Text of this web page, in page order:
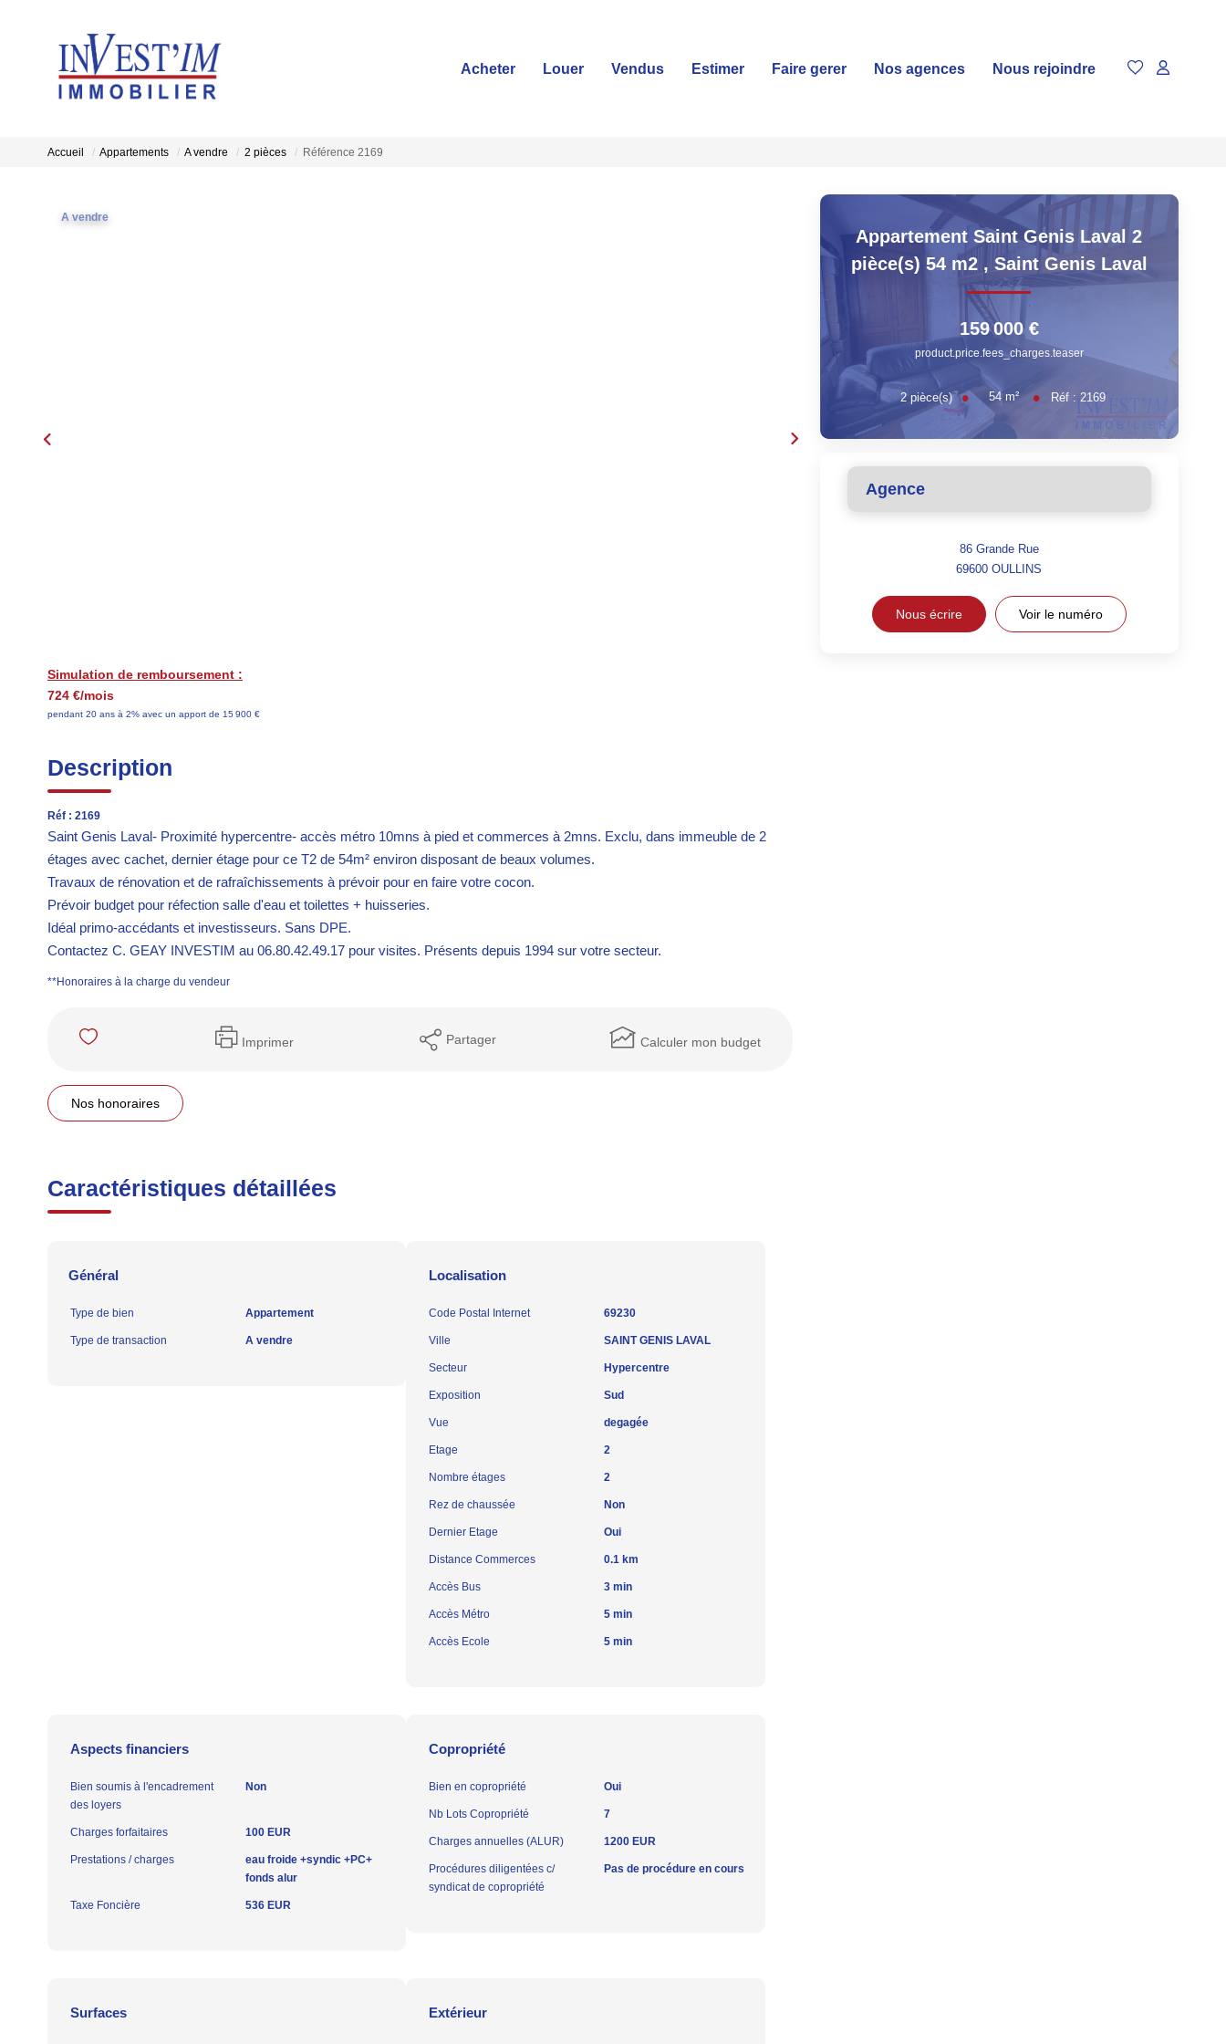
Acheter Louer Vendus Estimer Faire gerer Nos agences Nous rejoindre
Accueil Appartements A vendre 2 pièces Référence 2169
A vendre
Simulation de remboursement :
724 €/mois
pendant 20 ans à 2% avec un apport de 15 900 €
Description
Réf : 2169
Saint Genis Laval- Proximité hypercentre- accès métro 10mns à pied et commerces à 2mns. Exclu, dans immeuble de 2
étages avec cachet, dernier étage pour ce T2 de 54m² environ disposant de beaux volumes.
Travaux de rénovation et de rafraîchissements à prévoir pour en faire votre cocon.
Prévoir budget pour réfection salle d'eau et toilettes + huisseries.
Idéal primo-accédants et investisseurs. Sans DPE.
Contactez C. GEAY INVESTIM au 06.80.42.49.17 pour visites. Présents depuis 1994 sur votre secteur.
**Honoraires à la charge du vendeur
Imprimer Partager Calculer mon budget
Nos honoraires
Caractéristiques détaillées
Général
Type de bien Appartement
Type de transaction A vendre
Localisation
Code Postal Internet 69230
Ville SAINT GENIS LAVAL
Secteur Hypercentre
Exposition Sud
Vue degagée
Etage 2
Nombre étages 2
Rez de chaussée Non
Dernier Etage Oui
Distance Commerces 0.1 km
Accès Bus 3 min
Accès Métro 5 min
Accès Ecole 5 min
Aspects financiers
Bien soumis à l'encadrement
des loyers
Non
Charges forfaitaires 100 EUR
Prestations / charges
eau froide +syndic +PC+
fonds alur
Taxe Foncière 536 EUR
Copropriété
Bien en copropriété Oui
Nb Lots Copropriété 7
Charges annuelles (ALUR) 1200 EUR
Procédures diligentées c/
syndicat de copropriété
Pas de procédure en cours
Surfaces Extérieur
Appartement Saint Genis Laval 2
pièce(s) 54 m2 , Saint Genis Laval
159 000 €
product.price.fees_charges.teaser
2 pièce(s) 54 m² Réf : 2169
Agence
86 Grande Rue
69600OULLINS
Nous écrire Voir le numéro